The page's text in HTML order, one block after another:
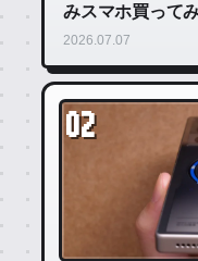
みスマホ買って
2026.07.07
02